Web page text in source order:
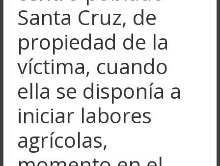
Santa Cruz, de
propiedad de la
víctima, cuando
ella se disponía a
iniciar labores
agrícolas,